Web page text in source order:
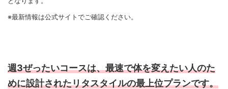
※最新情報は公式サイトでご確認ください。
週3ぜったいコースは、最速で体を変えたい人のた
めに設計されたリタスタイルの最上位プランです。